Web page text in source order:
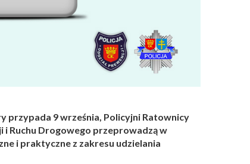
przypada 9 września, Policyjni Ratownicy
i Ruchu Drogowego przeprowadzą w
i praktyczne z zakresu udzielania